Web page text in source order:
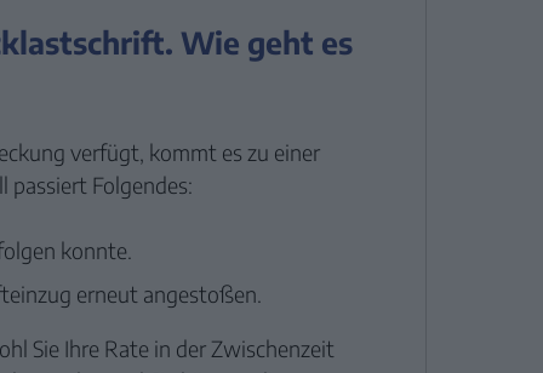
Wie geht es
verfügt, kommt es zu einer
passiert Folgendes:
konnte.
erneut angestoßen.
Sie Ihre Rate in der Zwischenzeit